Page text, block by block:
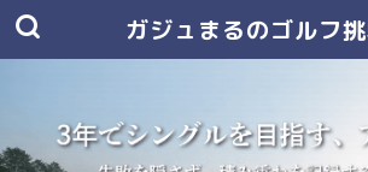
ガジュまるのゴルフ